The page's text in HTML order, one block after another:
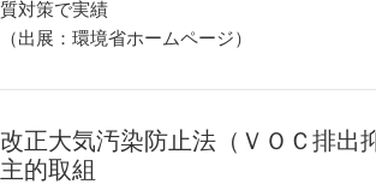
（出展：環境省ホームページ）
改正大気汚染防止法（ＶＯＣ排出
主的取組